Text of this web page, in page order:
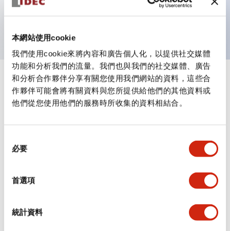
本網站使用cookie
我們使用cookie來將內容和廣告個人化，以提供社交媒體
功能和分析我們的流量。我們也與我們的社交媒體、廣告
和分析合作夥伴分享有關您使用我們網站的資料，這些合
作夥伴可能會將有關資料與您所提供給他們的其他資料或
他們從您使用他們的服務時所收集的資料相結合。
必要
首選項
統計資料
附鎖選擇開關採用高安全性的彈子鎖結構
規格 顯示全部
審美規範
安裝和安裝規範